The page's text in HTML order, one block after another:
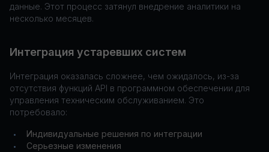
данные. Этот процесс затянул внедрение аналитики на
несколько месяцев.
Интеграция устаревших систем
Интеграция оказалась сложнее, чем ожидалось, из-за
отсутствия функций API в программном обеспечении для
управления техническим обслуживанием. Это
потребовало:
• Индивидуальные решения по интеграции
• Серьезные изменения